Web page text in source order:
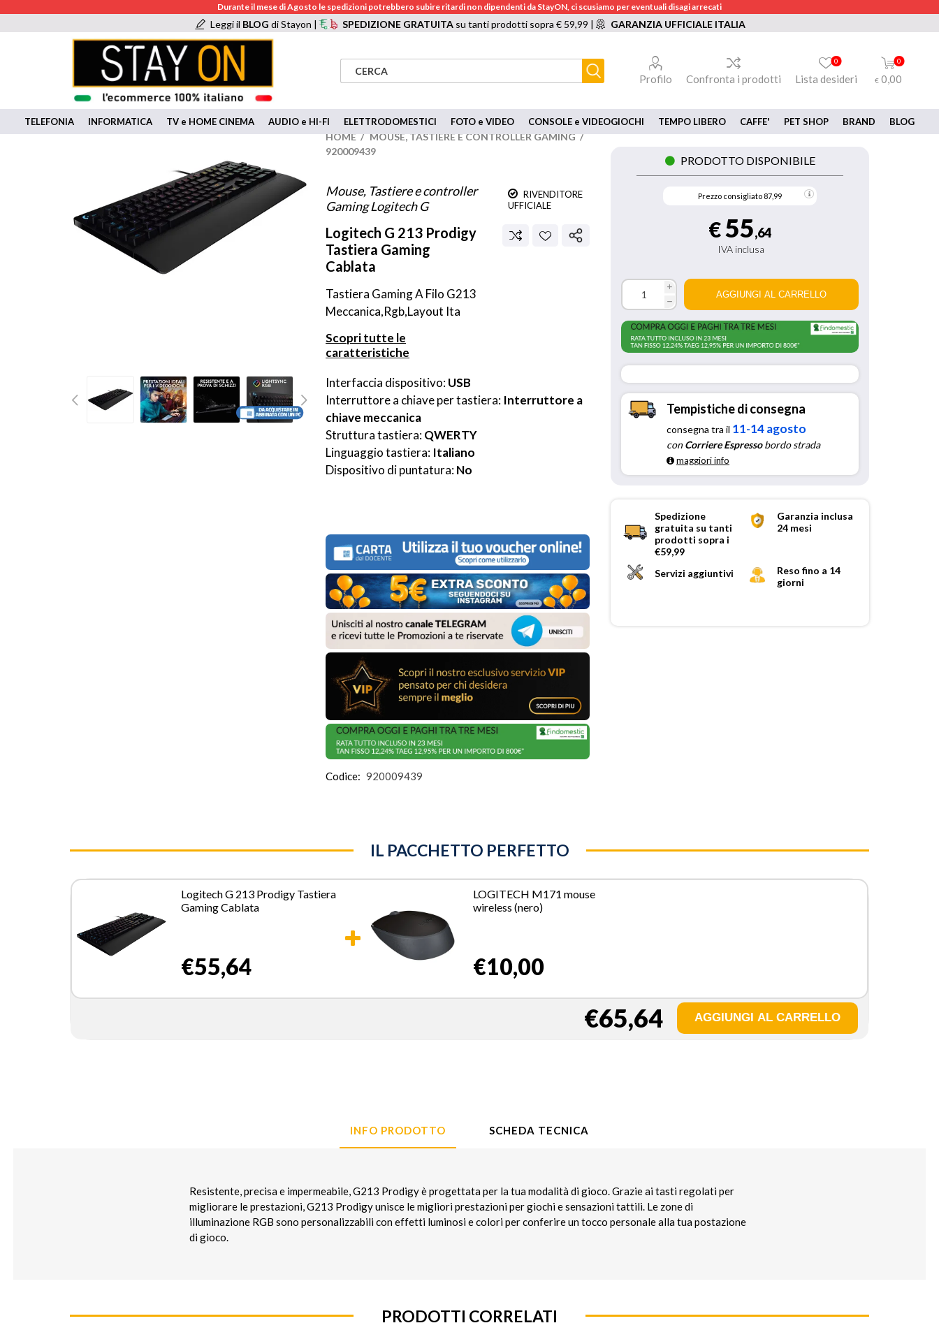
Durante il mese di Agosto le spedizioni potrebbero subire ritardi non dipendenti da StayON, ci scusiamo per eventuali disagi arrecati
Leggi il BLOGdi Stayon | SPEDIZIONE GRATUITAsu tanti prodotti sopra € 59,99 | GARANZIA UFFICIALE ITALIA
Profilo Confronta i prodotti Lista desideri
0 0
€ 0,00
TELEFONIA INFORMATICA TV e HOME CINEMA AUDIO e HI-FI ELETTRODOMESTICI FOTO e VIDEO CONSOLE e VIDEOGIOCHI TEMPO LIBERO CAFFE' PET SHOP BRAND BLOG
HOME / MOUSE, TASTIERE E CONTROLLER GAMING /
920009439
Mouse, Tastiere e controller
Gaming Logitech G
RIVENDITORE
UFFICIALE
Logitech G 213 Prodigy
Tastiera Gaming
Cablata
Tastiera Gaming A Filo G213
Meccanica,Rgb,Layout Ita
Scopri tutte le
caratteristiche
Interfaccia dispositivo: USB
Interruttore a chiave per tastiera: Interruttore a
chiave meccanica
Struttura tastiera: QWERTY
Linguaggio tastiera: Italiano
Dispositivo di puntatura: No
Codice: 920009439
PRODOTTO DISPONIBILE
Prezzo consigliato 87,99
€55,64
IVA inclusa
i
h
Tempistiche di consegna
consegna tra il 11-14 agosto
conCorriere Espressobordo strada
maggiori info
Spedizione
gratuita su tanti
prodotti sopra i
€59,99
Garanzia inclusa
24 mesi
Servizi aggiuntivi
Reso fino a 14
giorni
IL PACCHETTO PERFETTO
Logitech G 213 Prodigy Tastiera
Gaming Cablata
€55,64
LOGITECH M171 mouse
wireless (nero)
€10,00
€65,64
INFO PRODOTTO SCHEDA TECNICA
Resistente, precisa e impermeabile, G213 Prodigy è progettata per la tua modalità di gioco. Grazie ai tasti regolati per
migliorare le prestazioni, G213 Prodigy unisce le migliori prestazioni per giochi e sensazioni tattili. Le zone di
illuminazione RGB sono personalizzabili con effetti luminosi e colori per conferire un tocco personale alla tua postazione
di gioco.
PRODOTTI CORRELATI